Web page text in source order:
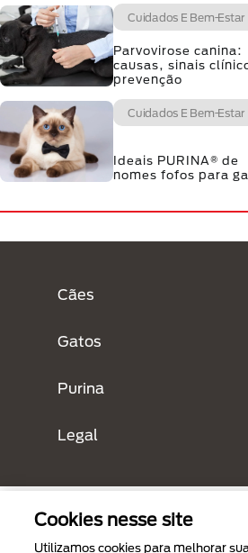
Cuidados E Bem-Estar
Parvovirose canina:
causas, sinais
prevenção
Cuidados E Bem-Estar
Ideais PURINA® de
nomes fofos para
Cães
Gatos
Purina
Legal
Cookies nesse site
Utilizamos cookies para melhorar